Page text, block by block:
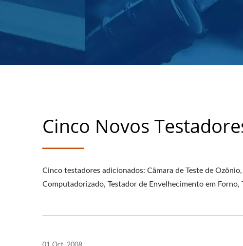
Cinco Novos
Cinco testadores adicionados: Câmara de Teste de
Computadorizado, Testador de Envelhecimento em Forno,